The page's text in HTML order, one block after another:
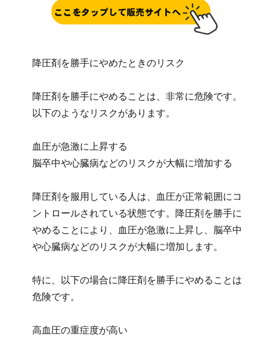
降圧剤を勝手にやめたときのリスク
降圧剤を勝手にやめることは、非常に危険です。
以下のようなリスクがあります。
血圧が急激に上昇する
脳卒中や心臓病などのリスクが大幅に増加する
降圧剤を服用している人は、血圧が正常範囲にコ
ントロールされている状態です。降圧剤を勝手に
やめることにより、血圧が急激に上昇し、脳卒中
や心臓病などのリスクが大幅に増加します。
特に、以下の場合に降圧剤を勝手にやめることは
危険です。
高血圧の重症度が高い